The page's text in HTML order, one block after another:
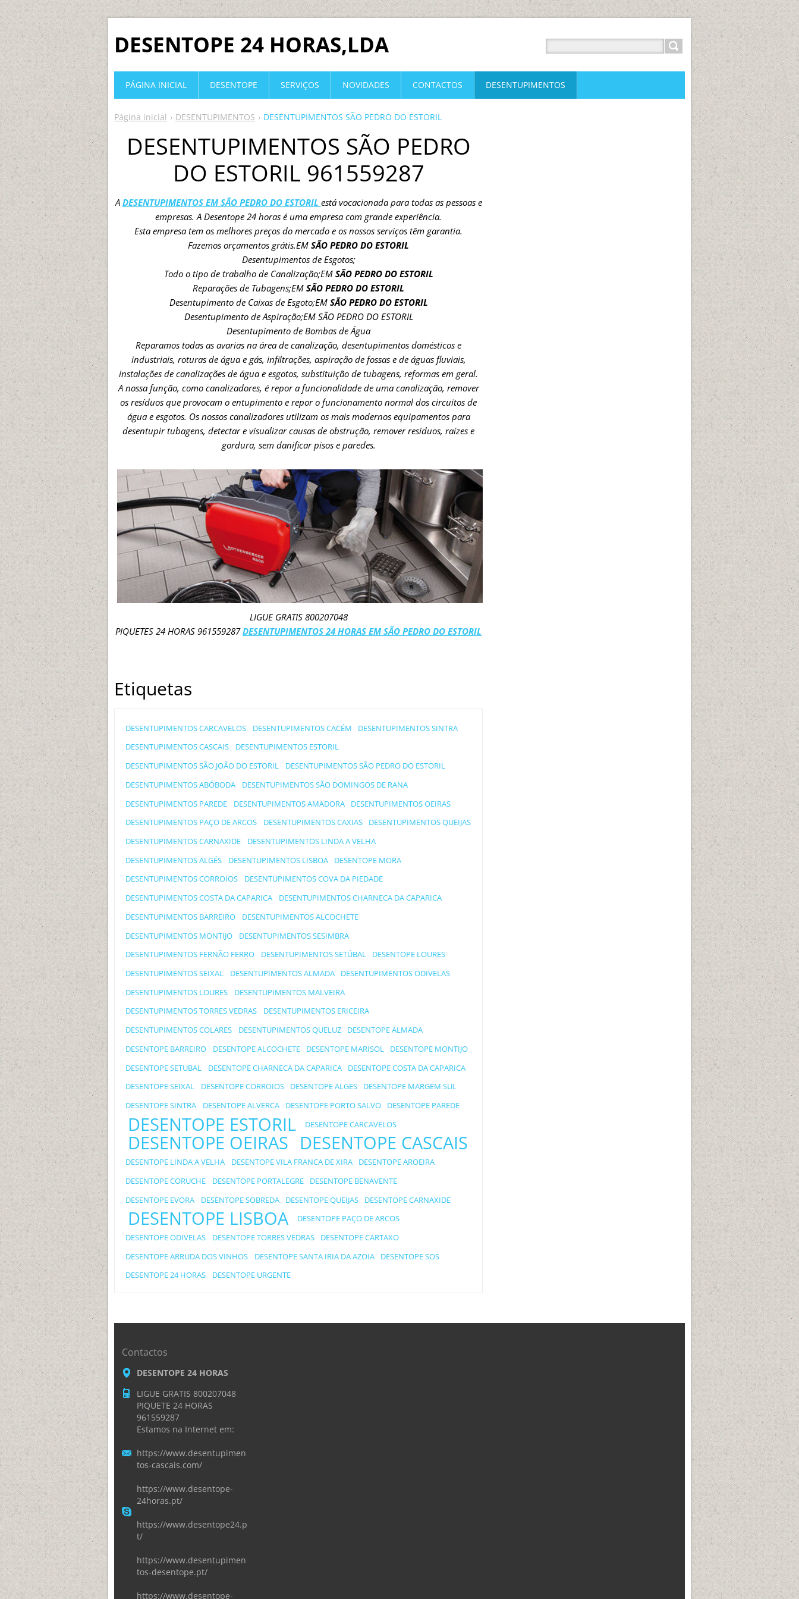
DESENTOPE 24 HORAS,LDA
Página inicial DESENTUPIMENTOS DESENTUPIMENTOS SÃO PEDRO DO ESTORIL
DESENTUPIMENTOS SÃO PEDRO
DO ESTORIL 961559287
A DESENTUPIMENTOS EM SÃO PEDRO DO ESTORIL está vocacionada para todas as pessoas e
empresas. A Desentope 24 horas é uma empresa com grande experiência.
Esta empresa tem os melhores preços do mercado e os nossos serviços têm garantia.
Fazemos orçamentos grátis.EM SÃO PEDRO DO ESTORIL
Desentupimentos de Esgotos;
Todo o tipo de trabalho de Canalização;EMSÃO PEDRO DO ESTORIL
Reparações de Tubagens;EM SÃO PEDRO DO ESTORIL
Desentupimento de Caixas de Esgoto;EM SÃO PEDRO DO ESTORIL
Desentupimento de Aspiração;EM SÃO PEDRO DO ESTORIL
Desentupimento de Bombas de Água
Reparamos todas as avarias na área de canalização, desentupimentos domésticos e
industriais, roturas de água e gás, infiltrações, aspiração de fossas e de águas fluviais,
instalações de canalizações de água e esgotos, substituição de tubagens, reformas em geral.
A nossa função, como canalizadores, é repor a funcionalidade de uma canalização, remover
os resíduos que provocam o entupimento e repor o funcionamento normal dos circuitos de
água e esgotos. Os nossos canalizadores utilizam os mais modernos equipamentos para
desentupir tubagens, detectar e visualizar causas de obstrução, remover resíduos, raízes e
gordura, sem danificar pisos e paredes.
LIGUE GRATIS 800207048
PIQUETES 24 HORAS 961559287DESENTUPIMENTOS 24 HORAS EM SÃO PEDRO DO ESTORIL
Etiquetas
DESENTUPIMENTOS CARCAVELOS DESENTUPIMENTOS CACÉM
DESENTUPIMENTOS SINTRA
DESENTUPIMENTOS CASCAIS
DESENTUPIMENTOS ESTORIL
DESENTUPIMENTOS SÃO JOÃO DO ESTORIL
DESENTUPIMENTOS SÃO PEDRO DO ESTORIL
DESENTUPIMENTOS ABÓBODA
DESENTUPIMENTOS SÃO DOMINGOS DE RANA
DESENTUPIMENTOS PAREDE
DESENTUPIMENTOS AMADORA
DESENTUPIMENTOS OEIRAS
DESENTUPIMENTOS PAÇO DE ARCOS
DESENTUPIMENTOS CAXIAS
DESENTUPIMENTOS QUEIJAS
DESENTUPIMENTOS CARNAXIDE
DESENTUPIMENTOS LINDA A VELHA
DESENTUPIMENTOS ALGÉS
DESENTUPIMENTOS LISBOA
DESENTOPE MORA
DESENTUPIMENTOS CORROIOS
DESENTUPIMENTOS COVA DA PIEDADE
DESENTUPIMENTOS COSTA DA CAPARICA
DESENTUPIMENTOS CHARNECA DA CAPARICA
DESENTUPIMENTOS BARREIRO
DESENTUPIMENTOS ALCOCHETE
DESENTUPIMENTOS MONTIJO
DESENTUPIMENTOS SESIMBRA
DESENTUPIMENTOS FERNÃO FERRO
DESENTUPIMENTOS SETÚBAL
DESENTOPE LOURES
DESENTUPIMENTOS SEIXAL
DESENTUPIMENTOS ALMADA
DESENTUPIMENTOS ODIVELAS
DESENTUPIMENTOS LOURES
DESENTUPIMENTOS MALVEIRA
DESENTUPIMENTOS TORRES VEDRAS
DESENTUPIMENTOS ERICEIRA
DESENTUPIMENTOS COLARES
DESENTUPIMENTOS QUELUZ
DESENTOPE ALMADA
DESENTOPE BARREIRO
DESENTOPE ALCOCHETE DESENTOPE MARISOL
DESENTOPE MONTIJO
DESENTOPE SETUBAL
DESENTOPE CHARNECA DA CAPARICA
DESENTOPE COSTA DA CAPARICA
DESENTOPE SEIXAL
DESENTOPE CORROIOS DESENTOPE ALGES
DESENTOPE MARGEM SUL
DESENTOPE SINTRA
DESENTOPE ALVERCA DESENTOPE PORTO SALVO DESENTOPE PAREDE
DESENTOPE ESTORIL DESENTOPE CARCAVELOS
DESENTOPE OEIRAS DESENTOPE CASCAIS
DESENTOPE LINDA A VELHA DESENTOPE VILA FRANCA DE XIRA
DESENTOPE AROEIRA
DESENTOPE CORUCHE
DESENTOPE PORTALEGRE
DESENTOPE BENAVENTE
DESENTOPE EVORA
DESENTOPE SOBREDA DESENTOPE QUEIJAS DESENTOPE CARNAXIDE
DESENTOPE LISBOA
DESENTOPE PAÇO DE ARCOS
DESENTOPE ODIVELAS
DESENTOPE TORRES VEDRAS
DESENTOPE CARTAXO
DESENTOPE ARRUDA DOS VINHOS
DESENTOPE SANTA IRIA DA AZOIA
DESENTOPE SOS
DESENTOPE 24 HORAS
DESENTOPE URGENTE
PÁGINA INICIAL DESENTOPE SERVIÇOS NOVIDADES CONTACTOS DESENTUPIMENTOS
Contactos
DESENTOPE 24 HORAS
LIGUE GRATIS 800207048
PIQUETE 24 HORAS
961559287
Estamos na Internet em:
https://www.desentupimen
tos-cascais.com/
https://www.desentope-
24horas.pt/
https://www.desentope24.p
t/
https://www.desentupimen
tos-desentope.pt/
https://www.desentope-